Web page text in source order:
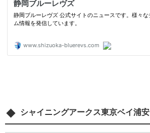
シャイニングアークス東京ベイ浦安